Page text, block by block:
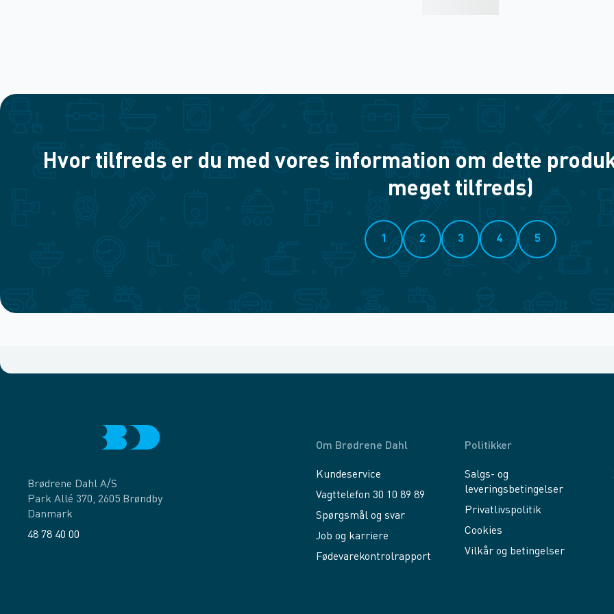
Hvor tilfreds er du med vores information om dette
meget tilfreds)
1 2 3 4 5
Brødrene Dahl A/S
Park Allé 370, 2605 Brøndby
Danmark
48 78 40 00
Om Brødrene Dahl
Kundeservice
Vagttelefon 30 10 89 89
Spørgsmål og svar
Job og karriere
Fødevarekontrolrapport
Politikker
Salgs- og
leveringsbetingelser
Privatlivspolitik
Cookies
Vilkår og betingelser